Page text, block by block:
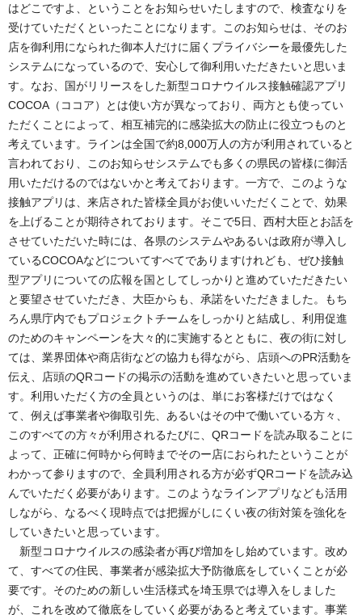
はどこですよ、ということをお知らせいたしますので、検査なりを
受けていただくといったことになります。このお知らせは、そのお
店を御利用になられた御本人だけに届くプライバシーを最優先した
システムになっているので、安心して御利用いただきたいと思いま
す。なお、国がリリースをした新型コロナウイルス接触確認アプリ
COCOA（ココア）とは使い方が異なっており、両方とも使ってい
ただくことによって、相互補完的に感染拡大の防止に役立つものと
考えています。ラインは全国で約8,000万人の方が利用されていると
言われており、このお知らせシステムでも多くの県民の皆様に御活
用いただけるのではないかと考えております。一方で、このような
接触アプリは、来店された皆様全員がお使いいただくことで、効果
を上げることが期待されております。そこで5日、西村大臣とお話を
させていただいた時には、各県のシステムやあるいは政府が導入し
ているCOCOAなどについてすべてでありますけれども、ぜひ接触
型アプリについての広報を国としてしっかりと進めていただきたい
と要望させていただき、大臣からも、承諾をいただきました。もち
ろん県庁内でもプロジェクトチームをしっかりと結成し、利用促進
のためのキャンペーンを大々的に実施するとともに、夜の街に対し
ては、業界団体や商店街などの協力も得ながら、店頭へのPR活動を
伝え、店頭のQRコードの掲示の活動を進めていきたいと思っていま
す。利用いただく方の全員というのは、単にお客様だけではなく
て、例えば事業者や御取引先、あるいはその中で働いている方々、
このすべての方々が利用されるたびに、QRコードを読み取ることに
よって、正確に何時から何時までそのー店におられたということが
わかって参りますので、全員利用される方が必ずQRコードを読み込
んでいただく必要があります。このようなラインアプリなども活用
しながら、なるべく現時点では把握がしにくい夜の街対策を強化を
していきたいと思っています。
新型コロナウイルスの感染者が再び増加をし始めています。改め
て、すべての住民、事業者が感染拡大予防徹底をしていくことが必
要です。そのための新しい生活様式を埼玉県では導入をしました
が、これを改めて徹底をしていく必要があると考えています。事業